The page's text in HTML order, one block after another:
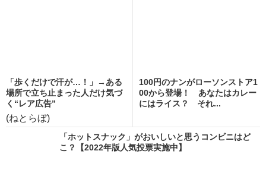
「歩くだけで汗が…！」→ある
場所で立ち止まった人だけ気づ
く“レア広告”
(ねとらぼ)
100円のナンがローソンストア1
00から登場！ あなたはカレー
にはライス？ それ...
「ホットスナック」がおいしいと思うコンビニはど
こ？【2022年版人気投票実施中】